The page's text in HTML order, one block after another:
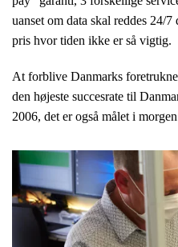
uanset om data skal reddes 24/
pris hvor tiden ikke er så vigtig.
At forblive Danmarks
den højeste succesrate til
2006, det er også målet i